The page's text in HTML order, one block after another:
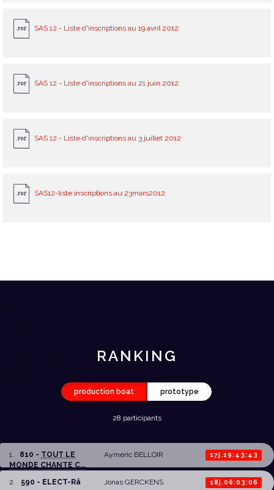
SAS 12 - Liste d'inscriptions au 19 avril 2012
SAS 12 - Liste d'inscriptions au 21 juin 2012
SAS 12 - Liste d'inscriptions au 3 juillet 2012
SAS12-liste inscriptions au 23mars2012
RANKING
production boat prototype
28 participants
1 810 - TOUT LE
MONDE CHANTE C...
Aymeric BELLOIR 17j.19:43:43
2 590 - ELECT-Râ Jonas GERCKENS 18j.06:03:06